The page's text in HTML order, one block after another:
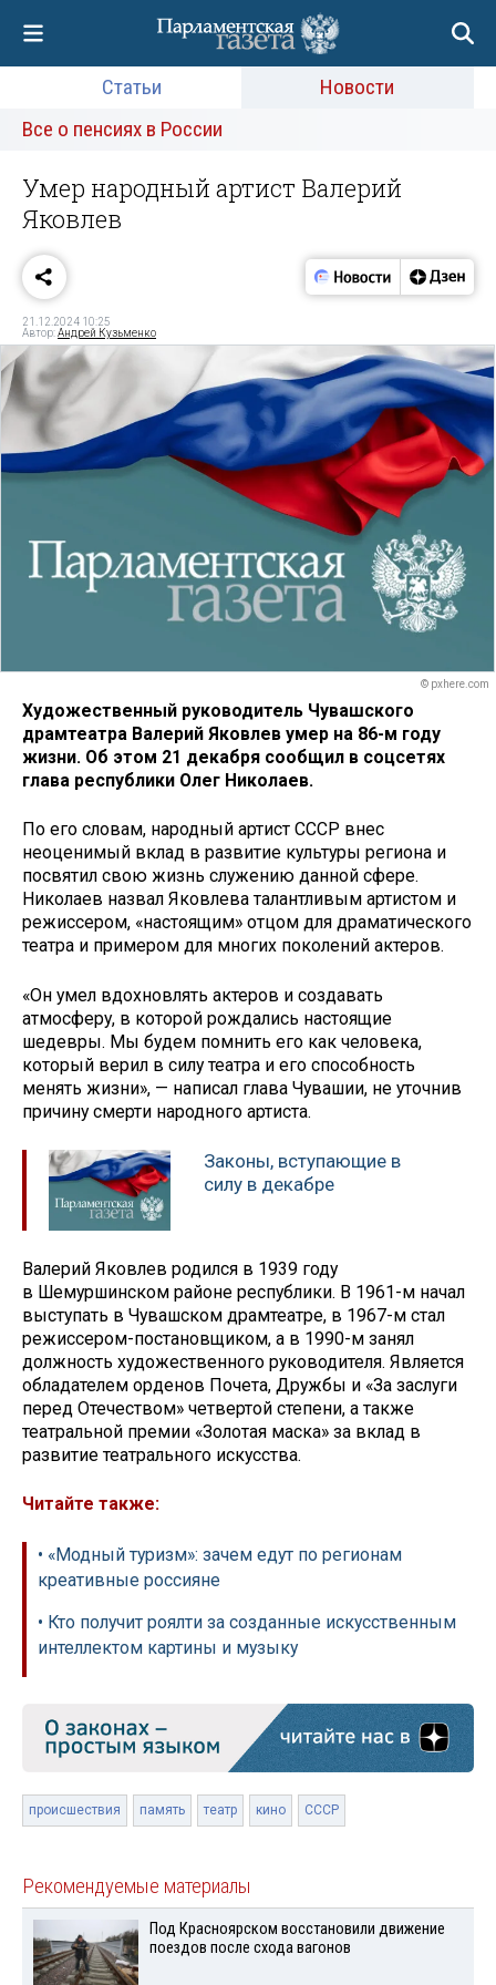
Статьи
Новости
Все о пенсиях в России
Умер народный артист Валерий
Яковлев
21.12.2024 10:25
Автор:Андрей Кузьменко
© pxhere.com
Художественный руководитель Чувашского
драмтеатра Валерий Яковлев умер на 86-м году
жизни. Об этом 21 декабря сообщил в соцсетях
глава республики Олег Николаев.
По его словам, народный артист СССР внес
неоценимый вклад в развитие культуры региона и
посвятил свою жизнь служению данной сфере.
Николаев назвал Яковлева талантливым артистом и
режиссером, «настоящим» отцом для драматического
театра и примером для многих поколений актеров.
«Он умел вдохновлять актеров и создавать
атмосферу, в которой рождались настоящие
шедевры. Мы будем помнить его как человека,
который верил в силу театра и его способность
менять жизни», — написал глава Чувашии, не уточнив
причину смерти народного артиста.
Законы, вступающие в
силу в декабре
Валерий Яковлев родился в 1939 году
в Шемуршинском районе республики. В 1961-м начал
выступать в Чувашском драмтеатре, в 1967-м стал
режиссером-постановщиком, а в 1990-м занял
должность художественного руководителя. Является
обладателем орденов Почета, Дружбы и «За заслуги
перед Отечеством» четвертой степени, а также
театральной премии «Золотая маска» за вклад в
развитие театрального искусства.
Читайте также:
• «Модный туризм»: зачем едут по регионам
креативные россияне
• Кто получит роялти за созданные искусственным
интеллектом картины и музыку
происшествия память театр кино СССР
Рекомендуемые материалы
Под Красноярском восстановили движение
поездов после схода вагонов